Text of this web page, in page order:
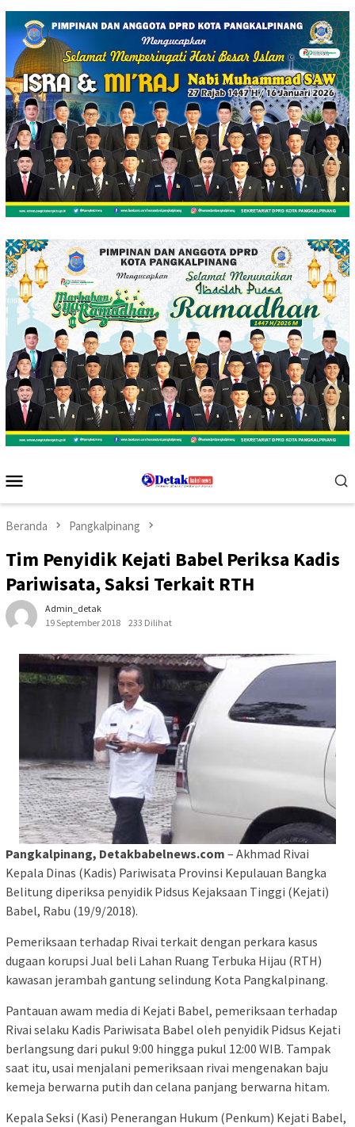
Loncat
konten
Mobile
Beranda Pangkalpinang
Tim Penyidik Kejati Babel Periksa Kadis
Pariwisata, Saksi Terkait RTH
Admin_detak
19 September 2018
233 Dilihat
Pangkalpinang, Detakbabelnews.com – Akhmad Rivai
Kepala Dinas (Kadis) Pariwisata Provinsi Kepulauan Bangka
Belitung diperiksa penyidik Pidsus Kejaksaan Tinggi (Kejati)
Babel, Rabu (19/9/2018).
Pemeriksaan terhadap Rivai terkait dengan perkara kasus
dugaan korupsi Jual beli Lahan Ruang Terbuka Hijau (RTH)
kawasan jerambah gantung selindung Kota Pangkalpinang.
Pantauan awam media di Kejati Babel, pemeriksaan terhadap
Rivai selaku Kadis Pariwisata Babel oleh penyidik Pidsus Kejati
berlangsung dari pukul 9:00 hingga pukul 12:00 WIB. Tampak
saat itu, usai menjalani pemeriksaan rivai mengenakan baju
kemeja berwarna putih dan celana panjang berwarna hitam.
Kepala Seksi (Kasi) Penerangan Hukum (Penkum) Kejati Babel,